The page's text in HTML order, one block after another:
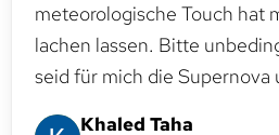
meteorologische Touch hat
lachen lassen. Bitte
seid für mich die Supernova
Khaled Taha